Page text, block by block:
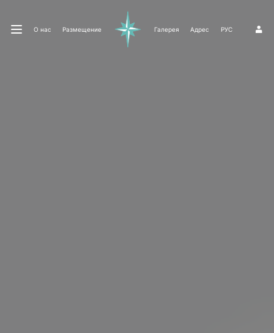
О нас Размещение Галерея Адрес РУС 1